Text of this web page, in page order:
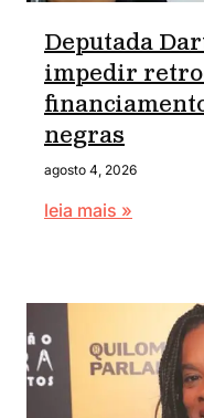
Deputada
impedir
negras
agosto 4, 2026
leia mais »